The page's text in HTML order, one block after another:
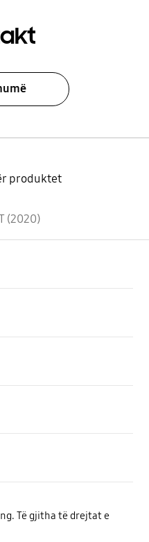
produktet
(2020)
Të gjitha të drejtat e